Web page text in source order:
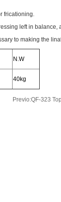
fricationing.
left in balance,
to making the
N.W
40kg
Previo:QF-323